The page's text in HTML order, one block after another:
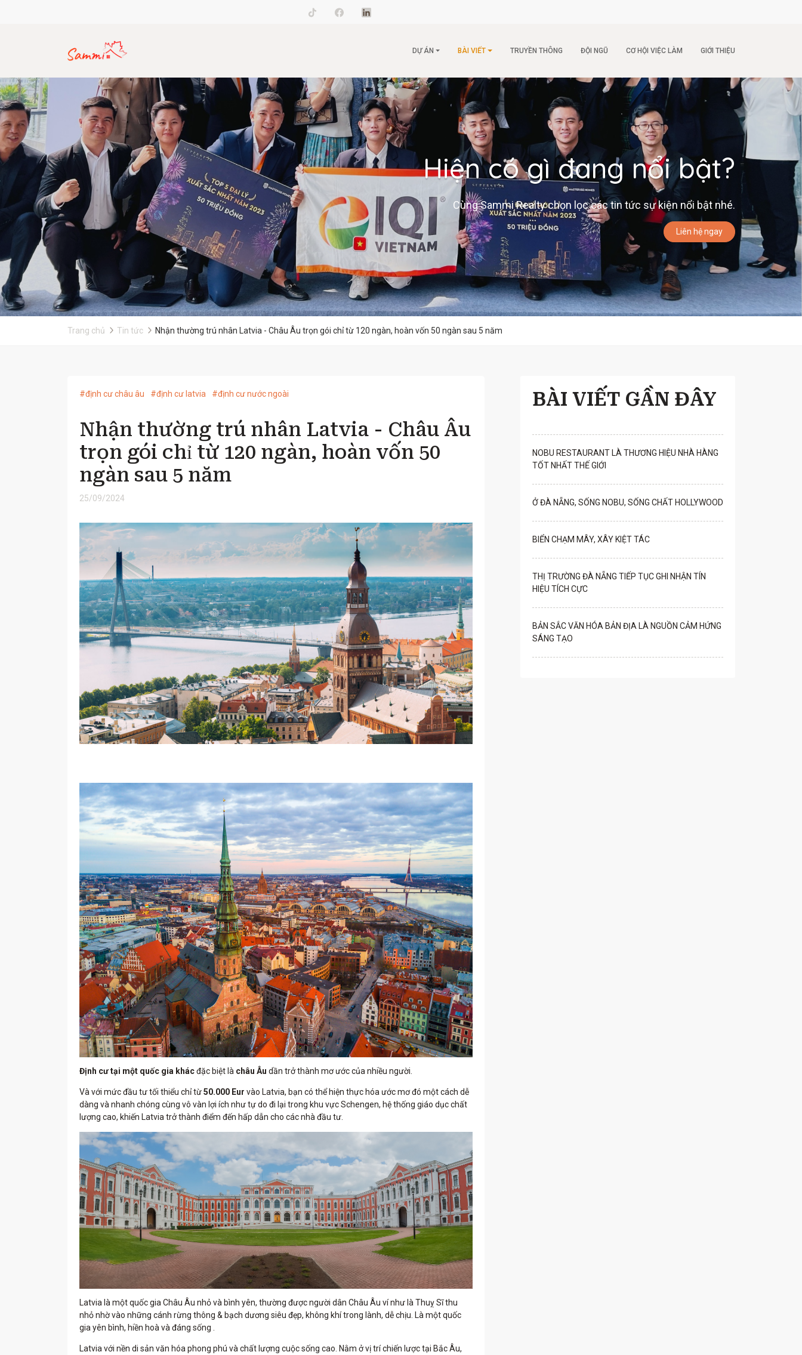
DỰ ÁN BÀI VIẾT TRUYỀN THÔNG ĐỘI NGŨ CƠ HỘI VIỆC LÀM GIỚI THIỆU
Hiện có gì đang nổi bật?
Cùng Sammi Realty chọn lọc các tin tức sự kiện nổi bật nhé.
Liên hệ ngay
Trang chủ Tin tức Nhận thường trú nhân Latvia - Châu Âu trọn gói chỉ từ 120 ngàn, hoàn vốn 50 ngàn sau 5 năm
#định cư châu âu #định cư latvia #định cư nước ngoài
Nhận thường trú nhân Latvia - Châu Âu
trọn gói chỉ từ 120 ngàn, hoàn vốn 50
ngàn sau 5 năm
25/09/2024
Định cư tại một quốc gia khácđặc biệt làchâu Âu dần trở thành mơ ước của nhiều người.
Và với mức đầu tư tối thiểu chỉ từ50.000 Eur vào Latvia, bạn có thể hiện thực hóa ước mơ đó một cách dễ
dàng và nhanh chóng cùng vô vàn lợi ích như tự do đi lại trong khu vực Schengen, hệ thống giáo dục chất
lượng cao, khiến Latvia trở thành điểm đến hấp dẫn cho các nhà đầu tư.
Latvia là một quốc gia Châu Âu nhỏ và bình yên, thường được người dân Châu Âu ví như là Thuỵ Sĩ thu
nhỏ nhờ vào những cánh rừng thông & bạch dương siêu đẹp, không khí trong lành, dễ chịu. Là một quốc
gia yên bình, hiền hoà và đáng sống .
Latvia với nền di sản văn hóa phong phú và chất lượng cuộc sống cao. Nằm ở vị trí chiến lược tại Bắc Âu,
BÀI VIẾT GẦN ĐÂY
NOBU RESTAURANT LÀ THƯƠNG HIỆU NHÀ HÀNG
TỐT NHẤT THẾ GIỚI
Ở ĐÀ NẴNG, SỐNG NOBU, SỐNG CHẤT HOLLYWOOD
BIỂN CHẠM MÂY, XÂY KIỆT TÁC
THỊ TRƯỜNG ĐÀ NẴNG TIẾP TỤC GHI NHẬN TÍN
HIỆU TÍCH CỰC
BẢN SẮC VĂN HÓA BẢN ĐỊA LÀ NGUỒN CẢM HỨNG
SÁNG TẠO